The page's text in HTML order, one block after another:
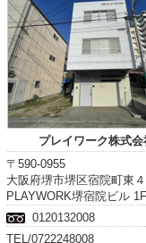
プレイワーク株式会
〒590-0955
大阪府堺市堺区宿院町東
PLAYWORK堺宿院ビル 1F
0120132008
TEL/0722248008